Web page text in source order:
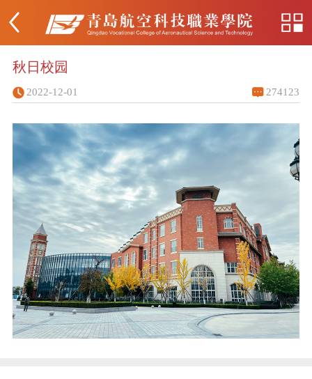
秋日校园
2022-12-01 274123